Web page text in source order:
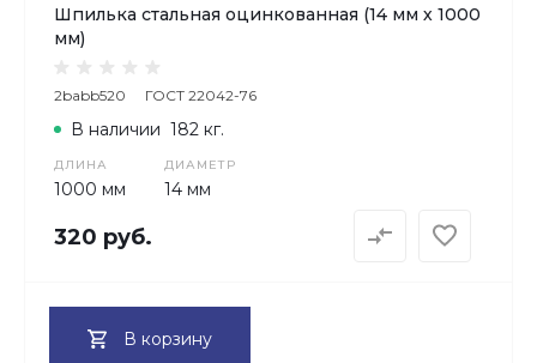
Шпилька стальная оцинкованная (14 мм х 1000
мм)
2babb520 ГОСТ 22042-76
ДЛИНА
1000 мм
ДИАМЕТР
14 мм
В наличии 182 кг.
320 руб.
В корзину